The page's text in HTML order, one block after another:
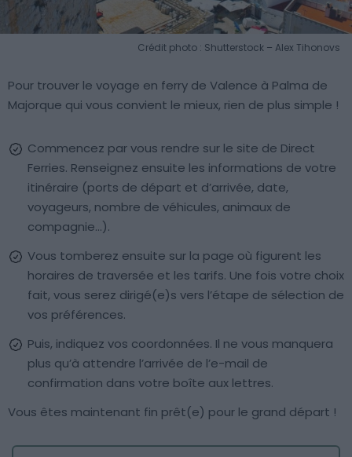
Crédit photo : Shutterstock – Alex Tihonovs
Pour trouver le voyage en ferry de Valence à Palma de
Majorque qui vous convient le mieux, rien de plus simple !
Commencez par vous rendre sur le site de Direct
Ferries. Renseignez ensuite les informations de votre
itinéraire (ports de départ et d’arrivée, date,
voyageurs, nombre de véhicules, animaux de
compagnie…).
Vous tomberez ensuite sur la page où figurent les
horaires de traversée et les tarifs. Une fois votre choix
fait, vous serez dirigé(e)s vers l’étape de sélection de
vos préférences.
Puis, indiquez vos coordonnées. Il ne vous manquera
plus qu’à attendre l’arrivée de l’e-mail de
confirmation dans votre boîte aux lettres.
Vous êtes maintenant fin prêt(e) pour le grand départ !